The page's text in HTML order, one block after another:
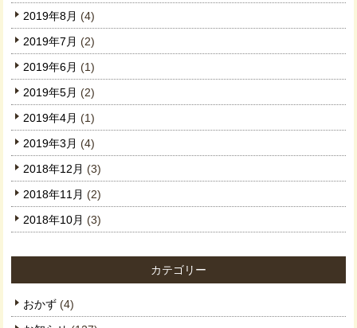
2019年8月 (4)
2019年7月 (2)
2019年6月 (1)
2019年5月 (2)
2019年4月 (1)
2019年3月 (4)
2018年12月 (3)
2018年11月 (2)
2018年10月 (3)
カテゴリー
おかず (4)